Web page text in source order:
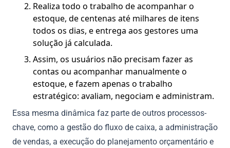
Realiza todo o trabalho de acompanhar o
estoque, de centenas até milhares de itens
todos os dias, e entrega aos gestores uma
solução já calculada.
Assim, os usuários não precisam fazer as
contas ou acompanhar manualmente o
estoque, e fazem apenas o trabalho
estratégico: avaliam, negociam e administram.
Essa mesma dinâmica faz parte de outros processos-
chave, como a gestão do fluxo de caixa, a administração
de vendas, a execução do planejamento orçamentário e